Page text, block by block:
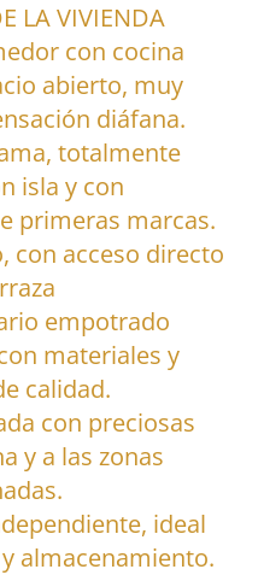
LA VIVIENDA
con cocina
abierto, muy
diáfana.
totalmente
isla y con
primeras marcas.
con acceso directo
empotrado
materiales y
calidad.
con preciosas
y a las zonas
ideal
almacenamiento.